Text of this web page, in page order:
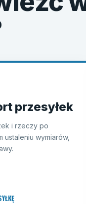
przesyłek
i rzeczy po
ustaleniu wymiarów,